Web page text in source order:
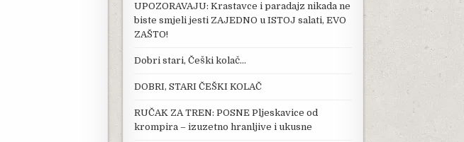
UPOZORAVAJU: Krastavce i paradajz nikada ne
biste smjeli jesti ZAJEDNO u ISTOJ salati, EVO
ZAŠTO!
Dobri stari, Češki kolač…
DOBRI, STARI ČEŠKI KOLAČ
RUČAK ZA TREN: POSNE Pljeskavice od
krompira – izuzetno hranljive i ukusne